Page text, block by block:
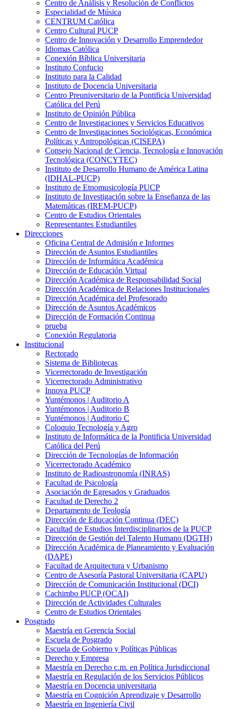
Centro de Análisis y Resolución de Conflictos
Especialidad de Música
CENTRUM Católica
Centro Cultural PUCP
Centro de Innovación y Desarrollo Emprendedor
Idiomas Católica
Conexión Bíblica Universitaria
Instituto Confucio
Instituto para la Calidad
Instituto de Docencia Universitaria
Centro Preuniversitario de la Pontificia Universidad
Católica del Perú
Instituto de Opinión Pública
Centro de Investigaciones y Servicios Educativos
Centro de Investigaciones Sociológicas, Económica
Políticas y Antropológicas (CISEPA)
Consejo Nacional de Ciencia, Tecnología e Innovación
Tecnológica (CONCYTEC)
Instituto de Desarrollo Humano de América Latina
(IDHAL-PUCP)
Instituto de Etnomusicología PUCP
Instituto de Investigación sobre la Enseñanza de las
Matemáticas (IREM-PUCP)
Centro de Estudios Orientales
Representantes Estudiantiles
Direcciones
Oficina Central de Admisión e Informes
Dirección de Asuntos Estudiantiles
Dirección de Informática Académica
Dirección de Educación Virtual
Dirección Académica de Responsabilidad Social
Dirección Académica de Relaciones Institucionales
Dirección Académica del Profesorado
Dirección de Asuntos Académicos
Dirección de Formación Continua
prueba
Conexión Regulatoria
Institucional
Rectorado
Sistema de Bibliotecas
Vicerrectorado de Investigación
Vicerrectorado Administrativo
Innova PUCP
Yuntémonos | Auditorio A
Yuntémonos | Auditorio B
Yuntémonos | Auditorio C
Coloquio Tecnología y Agro
Instituto de Informática de la Pontificia Universidad
Católica del Perú
Dirección de Tecnologías de Información
Vicerrectorado Académico
Instituto de Radioastronomía (INRAS)
Facultad de Psicología
Asociación de Egresados y Graduados
Facultad de Derecho 2
Departamento de Teología
Dirección de Educación Continua (DEC)
Facultad de Estudios Interdisciplinarios de la PUCP
Dirección de Gestión del Talento Humano (DGTH)
Dirección Académica de Planeamiento y Evaluación
(DAPE)
Facultad de Arquitectura y Urbanismo
Centro de Asesoría Pastoral Universitaria (CAPU)
Dirección de Comunicación Institucional (DCI)
Cachimbo PUCP (OCAI)
Dirección de Actividades Culturales
Centro de Estudios Orientales
Posgrado
Maestría en Gerencia Social
Escuela de Posgrado
Escuela de Gobierno y Políticas Públicas
Derecho y Empresa
Maestría en Derecho c.m. en Política Jurisdiccional
Maestría en Regulación de los Servicios Públicos
Maestría en Docencia universitaria
Maestría en Cognición Aprendizaje y Desarrollo
Maestría en Ingeniería Civil